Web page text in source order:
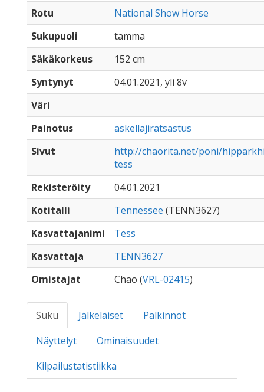
Rotu
National Show Horse
Sukupuoli
tamma
Säkäkorkeus
152 cm
Syntynyt
04.01.2021, yli 8v
Väri
Painotus
askellajiratsastus
Sivut
http://chaorita.net/poni/
tess
Rekisteröity
04.01.2021
Kotitalli
Tennessee (TENN3627)
Kasvattajanimi
Tess
Kasvattaja
TENN3627
Omistajat
Chao (VRL-02415)
Suku Jälkeläiset
Palkinnot
Näyttelyt
Ominaisuudet
Kilpailustatistiikka